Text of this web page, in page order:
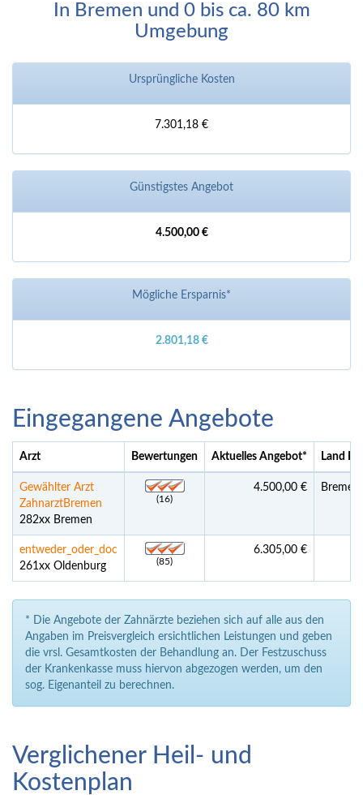
In Bremen und 0 bis ca. 80 km
Umgebung
Ursprüngliche Kosten
7.301,18 €
Günstigstes Angebot
4.500,00 €
Mögliche Ersparnis*
2.801,18 €
Eingegangene Angebote
Arzt Bewertungen Aktuelles Angebot* Land
Gewählter Arzt
ZahnarztBremen
282xx Bremen
(16)
4.500,00 €
entweder_oder_doc
261xx Oldenburg
(85)
6.305,00 €
* Die Angebote der Zahnärzte beziehen sich auf alle aus den
Angaben im Preisvergleich ersichtlichen Leistungen und geben
die vrsl. Gesamtkosten der Behandlung an. Der Festzuschuss
der Krankenkasse muss hiervon abgezogen werden, um den
sog. Eigenanteil zu berechnen.
Verglichener Heil- und
Kostenplan